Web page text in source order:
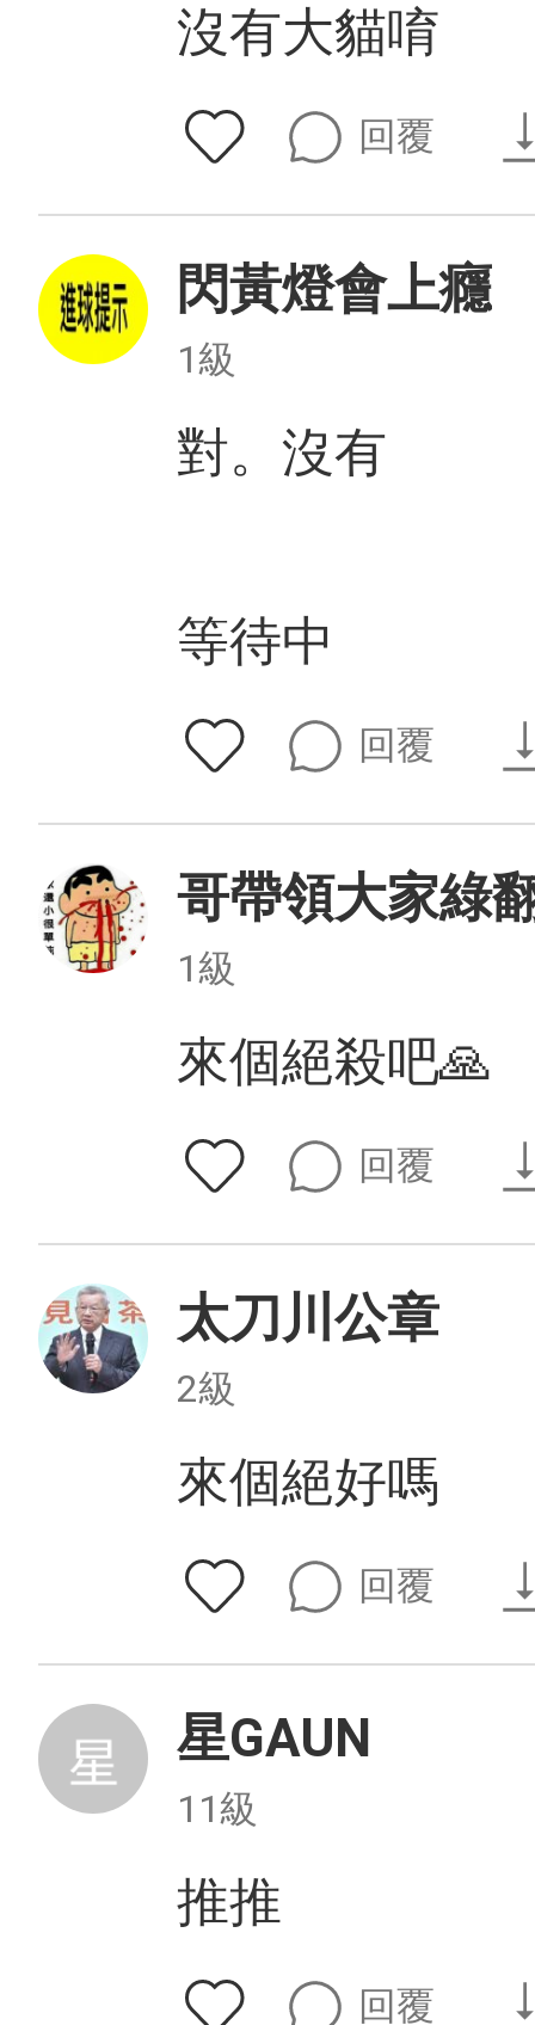
沒有大貓唷
回覆
閃黃燈會上癮
1級
對。沒有
等待中
回覆
哥帶領大家綠
1級
來個絕殺吧🙏
回覆
太刀川公章
2級
來個絕好嗎
回覆
星GAUN
11級
推推
回覆